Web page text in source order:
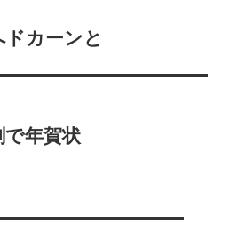
カーンと
年賀状